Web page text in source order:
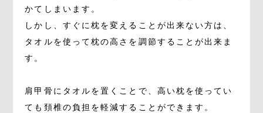
かてしまいます。
しかし、すぐに枕を変えることが出来ない方は、
タオルを使って枕の高さを調節することが出来ま
す。
肩甲骨にタオルを置くことで、高い枕を使ってい
ても頚椎の負担を軽減することができます。